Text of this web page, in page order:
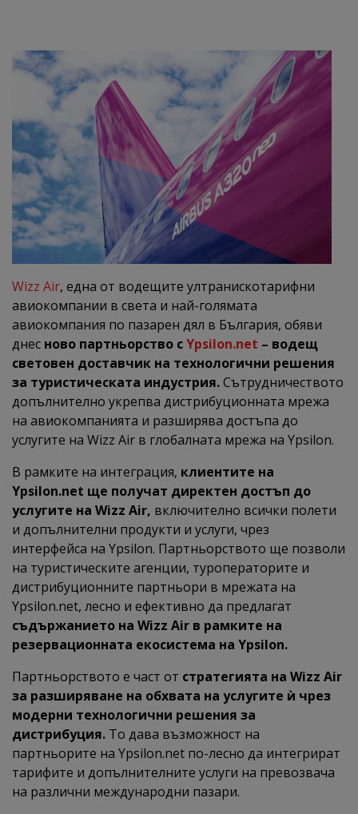
Wizz Air, една от водещите ултранискотарифни
авиокомпании в света и най-голямата
авиокомпания по пазарен дял в България, обяви
днес ново партньорство сYpsilon.net – водещ
световен доставчик на технологични решения
за туристическата индустрия.Сътрудничеството
допълнително укрепва дистрибуционната мрежа
на авиокомпанията и разширява достъпа до
услугите на Wizz Air в глобалната мрежа на Ypsilon.
В рамките на интеграция, клиентите на
Ypsilon.net ще получат директен достъп до
услугите на Wizz Air, включително всички полети
и допълнителни продукти и услуги, чрез
интерфейса на Ypsilon. Партньорството ще позволи
на туристическите агенции, туроператорите и
дистрибуционните партньори в мрежата на
Ypsilon.net, лесно и ефективно да предлагат
съдържанието на Wizz Air в рамките на
резервационната екосистема на Ypsilon.
Партньорството е част от стратегията на Wizz Air
за разширяване на обхвата на услугите ѝ чрез
модерни технологични решения за
дистрибуция. То дава възможност на
партньорите на Ypsilon.net по-лесно да интегрират
тарифите и допълнителните услуги на превозвача
на различни международни пазари.